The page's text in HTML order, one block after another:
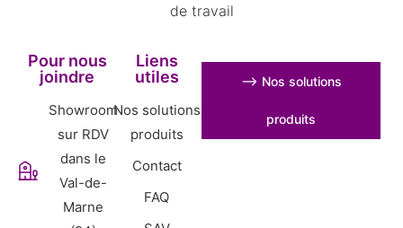
de travail
Pour nous
joindre
Showroom
sur RDV
dans le
Val-de-
Marne
Liens
utiles
Nos solutions
produits
Contact
FAQ
⟶ Nos solutions
produits